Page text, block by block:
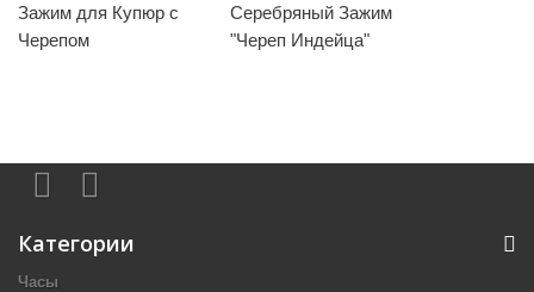
Зажим для Купюр с
Черепом
Серебряный Зажим
"Череп Индейца"
Категории
Часы